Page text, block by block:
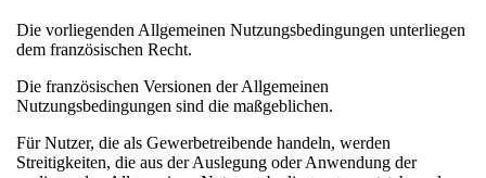
Die vorliegenden Allgemeinen Nutzungsbedingungen unterliegen
dem französischen Recht.
Die französischen Versionen der Allgemeinen
Nutzungsbedingungen sind die maßgeblichen.
Für Nutzer, die als Gewerbetreibende handeln, werden
Streitigkeiten, die aus der Auslegung oder Anwendung der